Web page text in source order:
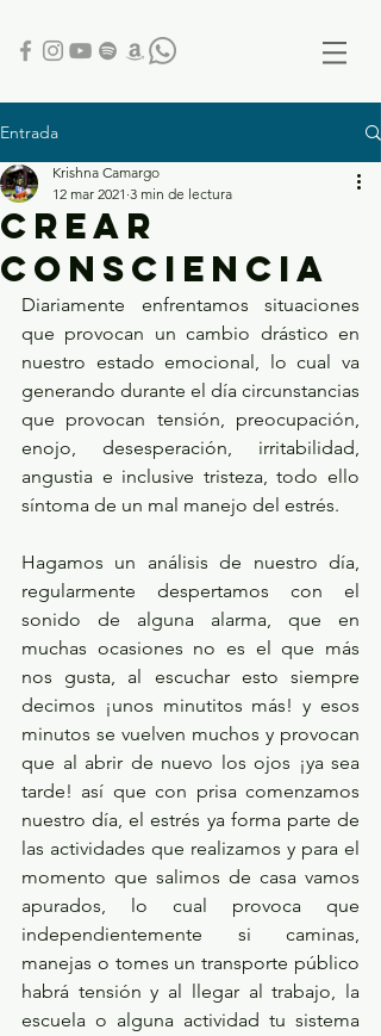
Entrada
CREAR
CONSCIENCIA
Krishna Camargo
12 mar 2021 3 min de lectura
Diariamente enfrentamos situaciones
que provocan un cambio drástico en
nuestro estado emocional, lo cual va
generando durante el día circunstancias
que provocan tensión, preocupación,
enojo, desesperación, irritabilidad,
angustia e inclusive tristeza, todo ello
síntoma de un mal manejo del estrés.
Hagamos un análisis de nuestro día,
regularmente despertamos con el
sonido de alguna alarma, que en
muchas ocasiones no es el que más
nos gusta, al escuchar esto siempre
decimos ¡unos minutitos más! y esos
minutos se vuelven muchos y provocan
que al abrir de nuevo los ojos ¡ya sea
tarde! así que con prisa comenzamos
nuestro día, el estrés ya forma parte de
las actividades que realizamos y para el
momento que salimos de casa vamos
apurados, lo cual provoca que
independientemente si caminas,
manejas o tomes un transporte público
habrá tensión y al llegar al trabajo, la
escuela o alguna actividad tu sistema